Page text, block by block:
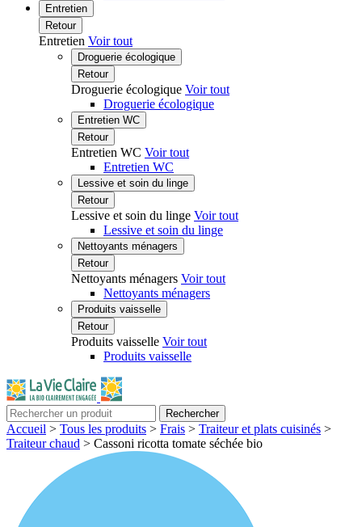
Entretien
Retour
Entretien Voir tout
Droguerie écologique
Retour
Droguerie écologique Voir tout
Droguerie écologique
Entretien WC
Retour
Entretien WC Voir tout
Entretien WC
Lessive et soin du linge
Retour
Lessive et soin du linge Voir tout
Lessive et soin du linge
Nettoyants ménagers
Retour
Nettoyants ménagers Voir tout
Nettoyants ménagers
Produits vaisselle
Retour
Produits vaisselle Voir tout
Produits vaisselle
Rechercher
Accueil > Tous les produits > Frais > Traiteur et plats cuisinés >
Traiteur chaud > Cassoni ricotta tomate séchée bio